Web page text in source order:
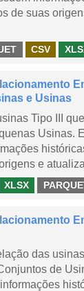
de suas
CSV
e Usinas
Tipo III
Usinas.
e
XLSX
das
de